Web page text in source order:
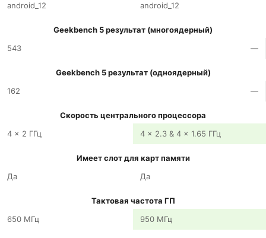
android_12
android_12
Geekbench 5 результат (многоядерный)
543
—
Geekbench 5 результат (одноядерный)
162
—
Скорость центрального процессора
4 x 2 ГГц
4 x 2.3 & 4 x 1.65 ГГц
Имеет слот для карт памяти
Да
Да
Тактовая частота ГП
650 МГц
950 МГц